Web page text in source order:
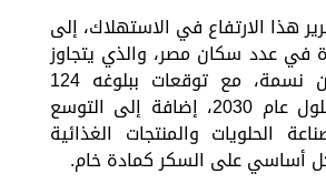
هذا الارتفاع في الاستهلاك، إلى
في عدد سكان مصر، والذي يتجاوز
حاليًا 114 مليون نسمة، مع توقعات ببلوغه 124
مليون نسمة بحلول عام 2030، إضافة إلى التوسع
الحلويات والمنتجات الغذائية
أساسي على السكر كمادة خام.